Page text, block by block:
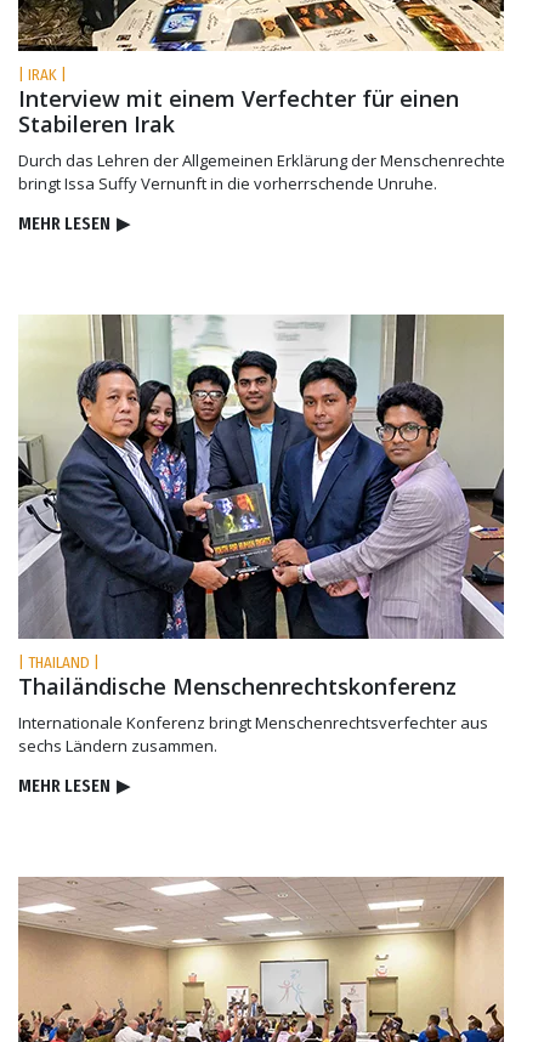
| IRAK |
Interview mit einem Verfechter für einen
Stabileren Irak
Durch das Lehren der Allgemeinen Erklärung der Menschenrechte
bringt Issa Suffy Vernunft in die vorherrschende Unruhe.
MEHR LESEN ▶
| THAILAND |
Thailändische Menschenrechtskonferenz
Internationale Konferenz bringt Menschenrechtsverfechter aus
sechs Ländern zusammen.
MEHR LESEN ▶